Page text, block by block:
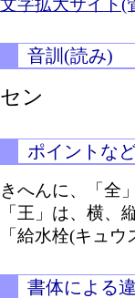
文字拡大サイト(
音訓(読み)
セン
ポイントな
きへんに、「全
「王」は、横、
「給水栓(キュ
書体による